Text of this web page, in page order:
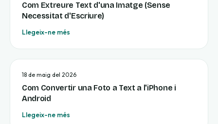
Com Extreure Text d'una Imatge (Sense
Necessitat d'Escriure)
Llegeix-ne més
18 de maig del 2026
Com Convertir una Foto a Text a l'iPhone i
Android
Llegeix-ne més